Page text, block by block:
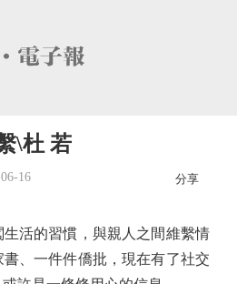
\杜 若
16 分享
活的習慣，與親人之間維繫情
、一件件僑批，現在有了社交